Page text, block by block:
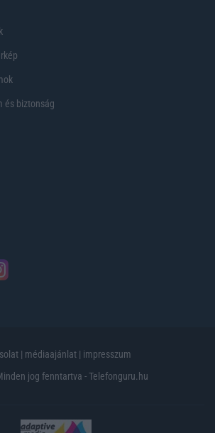
és biztonság
| médiaajánlat | impresszum
jog fenntartva - Telefonguru.hu